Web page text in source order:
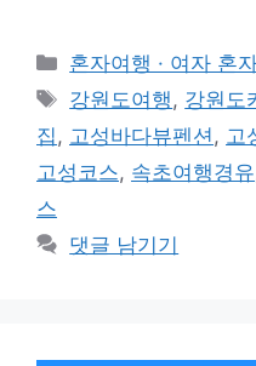
카
테
리
혼자여행 · 여자 혼
태
그
강원도여행, 강원도
집, 고성바다뷰펜션, 고
고성코스, 속초여행경유
스
댓글 남기기